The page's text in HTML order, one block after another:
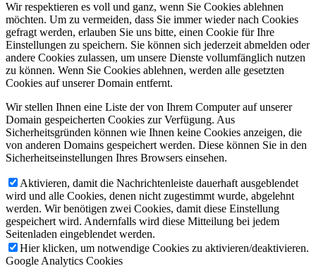
Wir respektieren es voll und ganz, wenn Sie Cookies ablehnen
möchten. Um zu vermeiden, dass Sie immer wieder nach Cookies
gefragt werden, erlauben Sie uns bitte, einen Cookie für Ihre
Einstellungen zu speichern. Sie können sich jederzeit abmelden oder
andere Cookies zulassen, um unsere Dienste vollumfänglich nutzen
zu können. Wenn Sie Cookies ablehnen, werden alle gesetzten
Cookies auf unserer Domain entfernt.
Wir stellen Ihnen eine Liste der von Ihrem Computer auf unserer
Domain gespeicherten Cookies zur Verfügung. Aus
Sicherheitsgründen können wie Ihnen keine Cookies anzeigen, die
von anderen Domains gespeichert werden. Diese können Sie in den
Sicherheitseinstellungen Ihres Browsers einsehen.
Aktivieren, damit die Nachrichtenleiste dauerhaft ausgeblendet
wird und alle Cookies, denen nicht zugestimmt wurde, abgelehnt
werden. Wir benötigen zwei Cookies, damit diese Einstellung
gespeichert wird. Andernfalls wird diese Mitteilung bei jedem
Seitenladen eingeblendet werden.
Hier klicken, um notwendige Cookies zu aktivieren/deaktivieren.
Google Analytics Cookies